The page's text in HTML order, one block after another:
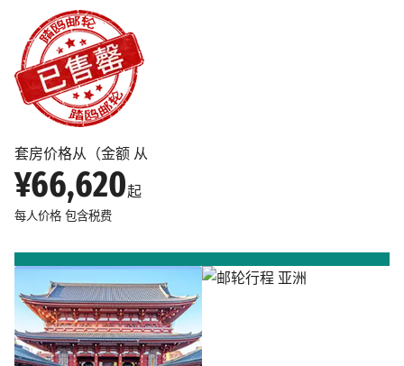
套房价格从（金额 从
¥66,620起
每人价格 包含税费